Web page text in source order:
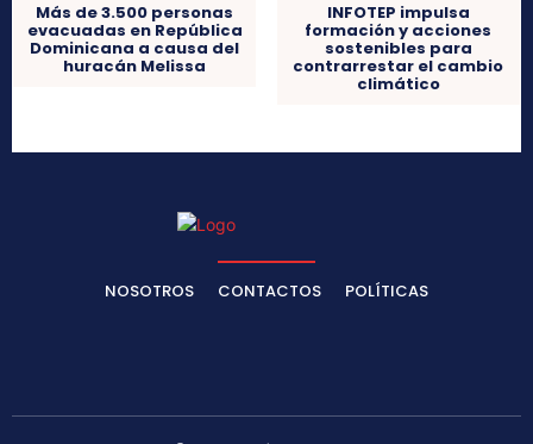
Más de 3.500 personas
evacuadas en República
Dominicana a causa del
huracán Melissa
INFOTEP impulsa
formación y acciones
sostenibles para
contrarrestar el cambio
climático
NOSOTROS CONTACTOS POLÍTICAS